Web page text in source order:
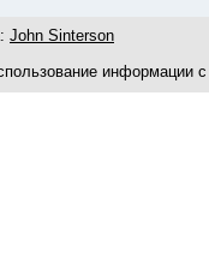
John Sinterson
информации